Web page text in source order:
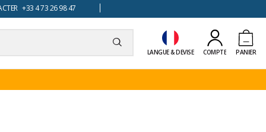
+33 4 73 26 98 47
LANGUE & DEVISE COMPTE PANIER